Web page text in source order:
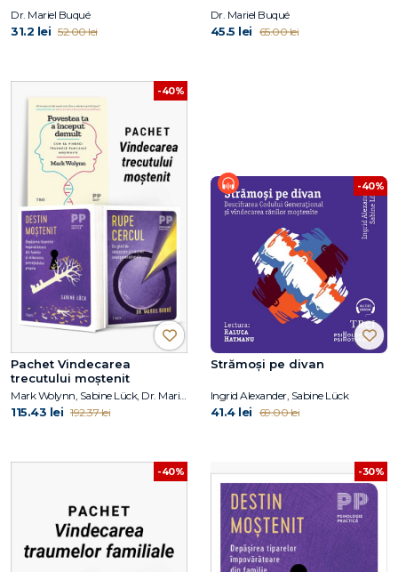
Dr. Mariel Buqué
31.2 lei 52.00 lei
Dr. Mariel Buqué
45.5 lei 65.00 lei
-40%
Pachet Vindecarea
trecutului moștenit
Mark Wolynn, Sabine Lück, Dr. Mariel Buqué
115.43 lei 192.37 lei
-40%
Strămoși pe divan
Ingrid Alexander, Sabine Lück
41.4 lei 69.00 lei
-40% -30%